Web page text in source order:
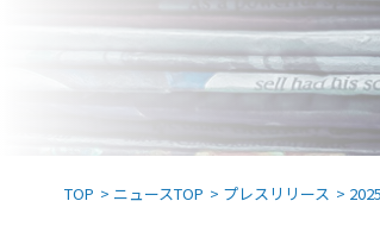
TOP ニュースTOP プレスリリース 2025